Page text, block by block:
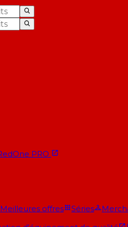
PRO
Meilleures offres Séries